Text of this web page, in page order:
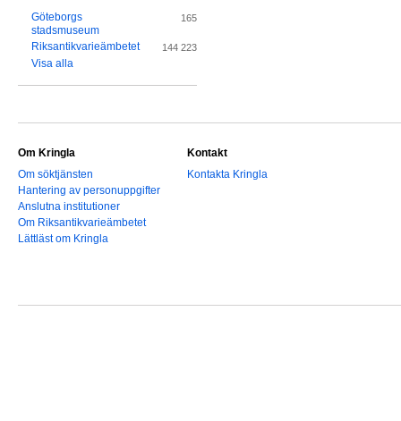
Göteborgs
stadsmuseum
165
Riksantikvarieämbetet 144 223
Visa alla
Om Kringla
Om söktjänsten
Hantering av personuppgifter
Anslutna institutioner
Om Riksantikvarieämbetet
Lättläst om Kringla
Kontakt
Kontakta Kringla